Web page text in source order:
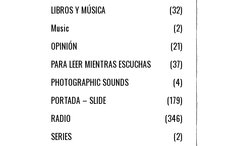
LIBROS Y MÚSICA
32
Music
2
OPINIÓN
21
PARA LEER MIENTRAS ESCUCHAS
37
PHOTOGRAPHIC SOUNDS
4
PORTADA – SLIDE
179
RADIO
346
SERIES
2